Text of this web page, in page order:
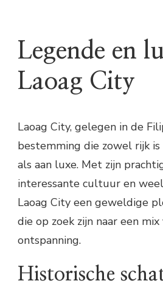
Legende en
Laoag City
Laoag City, gelegen in de
bestemming die zowel rijk is
als aan luxe. Met zijn
interessante cultuur en
Laoag City een geweldige
die op zoek zijn naar een
ontspanning.
Historische